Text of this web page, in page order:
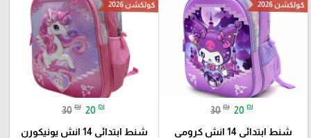
كولكشن 2026
30 ₪ 20 ₪
شنط ابتدائي 14 انش كرومي
كولكشن 2026
30 ₪ 20 ₪
شنط ابتدائي 14 انش يونيكورن